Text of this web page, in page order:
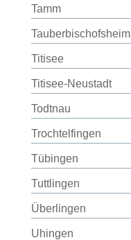
Tamm
Tauberbischofsheim
Titisee
Titisee-Neustadt
Todtnau
Trochtelfingen
Tübingen
Tuttlingen
Überlingen
Uhingen